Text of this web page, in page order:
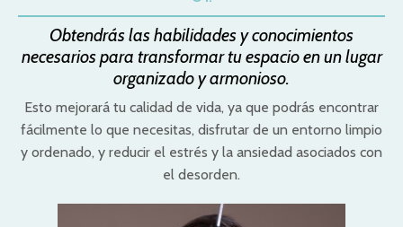
Obtendrás las habilidades y conocimientos
necesarios para transformar tu espacio en un lugar
organizado y armonioso.
Esto mejorará tu calidad de vida, ya que podrás encontrar
fácilmente lo que necesitas, disfrutar de un entorno limpio
y ordenado, y reducir el estrés y la ansiedad asociados con
el desorden.